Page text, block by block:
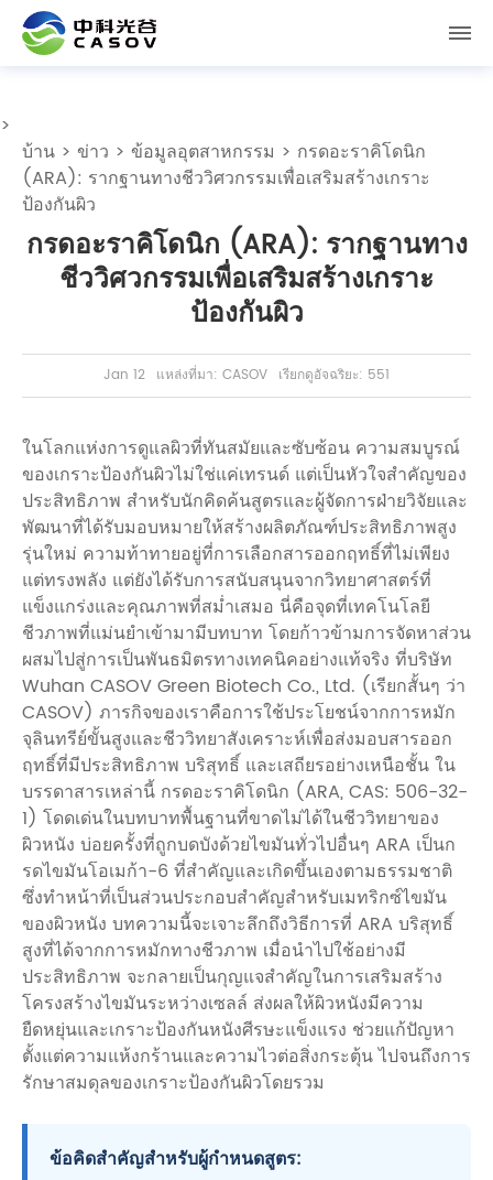
>
บ้าน > ข่าว > ข้อมูลอุตสาหกรรม > กรดอะราคิโดนิก
(ARA): รากฐานทางชีววิศวกรรมเพื่อเสริมสร้างเกราะ
ป้องกันผิว
กรดอะราคิโดนิก (ARA): รากฐานทาง
ชีววิศวกรรมเพื่อเสริมสร้างเกราะ
ป้องกันผิว
Jan 12 แหล่งที่มา: CASOV เรียกดูอัจฉริยะ: 551
ในโลกแห่งการดูแลผิวที่ทันสมัยและซับซ้อน ความสมบูรณ์
ของเกราะป้องกันผิวไม่ใช่แค่เทรนด์ แต่เป็นหัวใจสำคัญของ
ประสิทธิภาพ สำหรับนักคิดค้นสูตรและผู้จัดการฝ่ายวิจัยและ
พัฒนาที่ได้รับมอบหมายให้สร้างผลิตภัณฑ์ประสิทธิภาพสูง
รุ่นใหม่ ความท้าทายอยู่ที่การเลือกสารออกฤทธิ์ที่ไม่เพียง
แต่ทรงพลัง แต่ยังได้รับการสนับสนุนจากวิทยาศาสตร์ที่
แข็งแกร่งและคุณภาพที่สม่ำเสมอ นี่คือจุดที่เทคโนโลยี
ชีวภาพที่แม่นยำเข้ามามีบทบาท โดยก้าวข้ามการจัดหาส่วน
ผสมไปสู่การเป็นพันธมิตรทางเทคนิคอย่างแท้จริง ที่บริษัท
Wuhan CASOV Green Biotech Co., Ltd. (เรียกสั้นๆ ว่า
CASOV) ภารกิจของเราคือการใช้ประโยชน์จากการหมัก
จุลินทรีย์ขั้นสูงและชีววิทยาสังเคราะห์เพื่อส่งมอบสารออก
ฤทธิ์ที่มีประสิทธิภาพ บริสุทธิ์ และเสถียรอย่างเหนือชั้น ใน
บรรดาสารเหล่านี้ กรดอะราคิโดนิก (ARA, CAS: 506-32-
1) โดดเด่นในบทบาทพื้นฐานที่ขาดไม่ได้ในชีววิทยาของ
ผิวหนัง บ่อยครั้งที่ถูกบดบังด้วยไขมันทั่วไปอื่นๆ ARA เป็นก
รดไขมันโอเมก้า-6 ที่สำคัญและเกิดขึ้นเองตามธรรมชาติ
ซึ่งทำหน้าที่เป็นส่วนประกอบสำคัญสำหรับเมทริกซ์ไขมัน
ของผิวหนัง บทความนี้จะเจาะลึกถึงวิธีการที่ ARA บริสุทธิ์
สูงที่ได้จากการหมักทางชีวภาพ เมื่อนำไปใช้อย่างมี
ประสิทธิภาพ จะกลายเป็นกุญแจสำคัญในการเสริมสร้าง
โครงสร้างไขมันระหว่างเซลล์ ส่งผลให้ผิวหนังมีความ
ยืดหยุ่นและเกราะป้องกันหนังศีรษะแข็งแรง ช่วยแก้ปัญหา
ตั้งแต่ความแห้งกร้านและความไวต่อสิ่งกระตุ้น ไปจนถึงการ
รักษาสมดุลของเกราะป้องกันผิวโดยรวม
ข้อคิดสำคัญสำหรับผู้กำหนดสูตร: